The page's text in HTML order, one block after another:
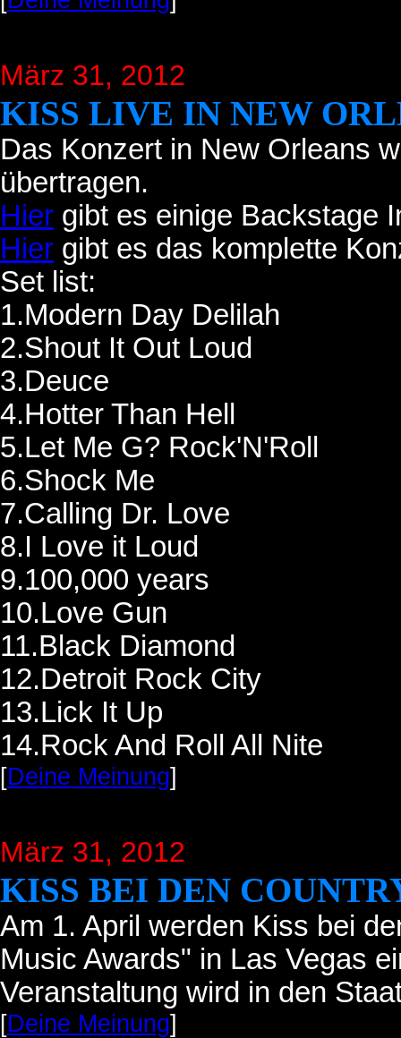
März 31, 2012
KISS LIVE IN NEW
Das Konzert in New Orleans
übertragen.
Hier gibt es einige Backstage
Hier gibt es das komplette
Set list:
1.Modern Day Delilah
2.Shout It Out Loud
3.Deuce
4.Hotter Than Hell
5.Let Me G? Rock'N'Roll
6.Shock Me
7.Calling Dr. Love
8.I Love it Loud
9.100,000 years
10.Love Gun
11.Black Diamond
12.Detroit Rock City
13.Lick It Up
14.Rock And Roll All Nite
[Deine Meinung]
März 31, 2012
KISS BEI DEN
Am 1. April werden Kiss bei
Music Awards" in Las Vegas
Veranstaltung wird in den
[Deine Meinung]